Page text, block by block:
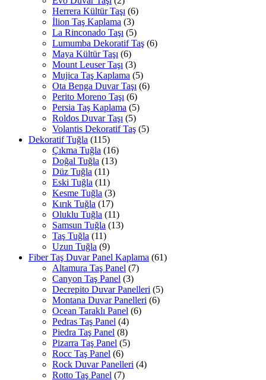
Herrera Kültür Taşı (6)
İlion Taş Kaplama (3)
La Rinconado Taşı (5)
Lumumba Dekoratif Taş (6)
Maya Kültür Taşı (6)
Mount Leuser Taşı (3)
Mujica Taş Kaplama (5)
Ota Benga Duvar Taşı (6)
Perito Moreno Taşı (6)
Persia Taş Kaplama (5)
Roldos Duvar Taşı (5)
Volantis Dekoratif Taş (5)
Dekoratif Tuğla (115)
Çıkma Tuğla (16)
Doğal Tuğla (13)
Düz Tuğla (11)
Eski Tuğla (11)
Kesme Tuğla (3)
Kırık Tuğla (17)
Oluklu Tuğla (11)
Samsun Tuğla (13)
Taş Tuğla (11)
Uzun Tuğla (9)
Fiber Taş Duvar Panel Kaplama (61)
Altamura Taş Panel (7)
Canyon Taş Panel (3)
Decrepito Duvar Panelleri (5)
Montana Duvar Panelleri (6)
Ocean Taraklı Panel (6)
Pedras Taş Panel (4)
Piedra Taş Panel (8)
Pizarra Taş Panel (5)
Rocc Taş Panel (6)
Rock Duvar Panelleri (4)
Rotto Taş Panel (7)